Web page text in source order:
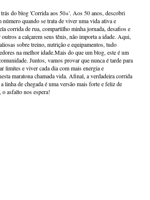
do blog 'Corrida aos 50+'. Aos 50 anos, descobri
número quando se trata de viver uma vida ativa e
corrida de rua, compartilho minha jornada, desafios e
a calçarem seus tênis, não importa a idade. Aqui,
sobre treino, nutrição e equipamentos, tudo
na melhor idade.Mais do que um blog, este é um
Juntos, vamos provar que nunca é tarde para
limites e viver cada dia com mais energia e
maratona chamada vida. Afinal, a verdadeira corrida
linha de chegada é uma versão mais forte e feliz de
asfalto nos espera!